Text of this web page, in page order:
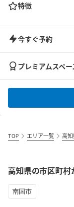
特徴
今すぐ予約
プレミアムスペー
TOP エリア一覧 高
高知県の市区町村
南国市